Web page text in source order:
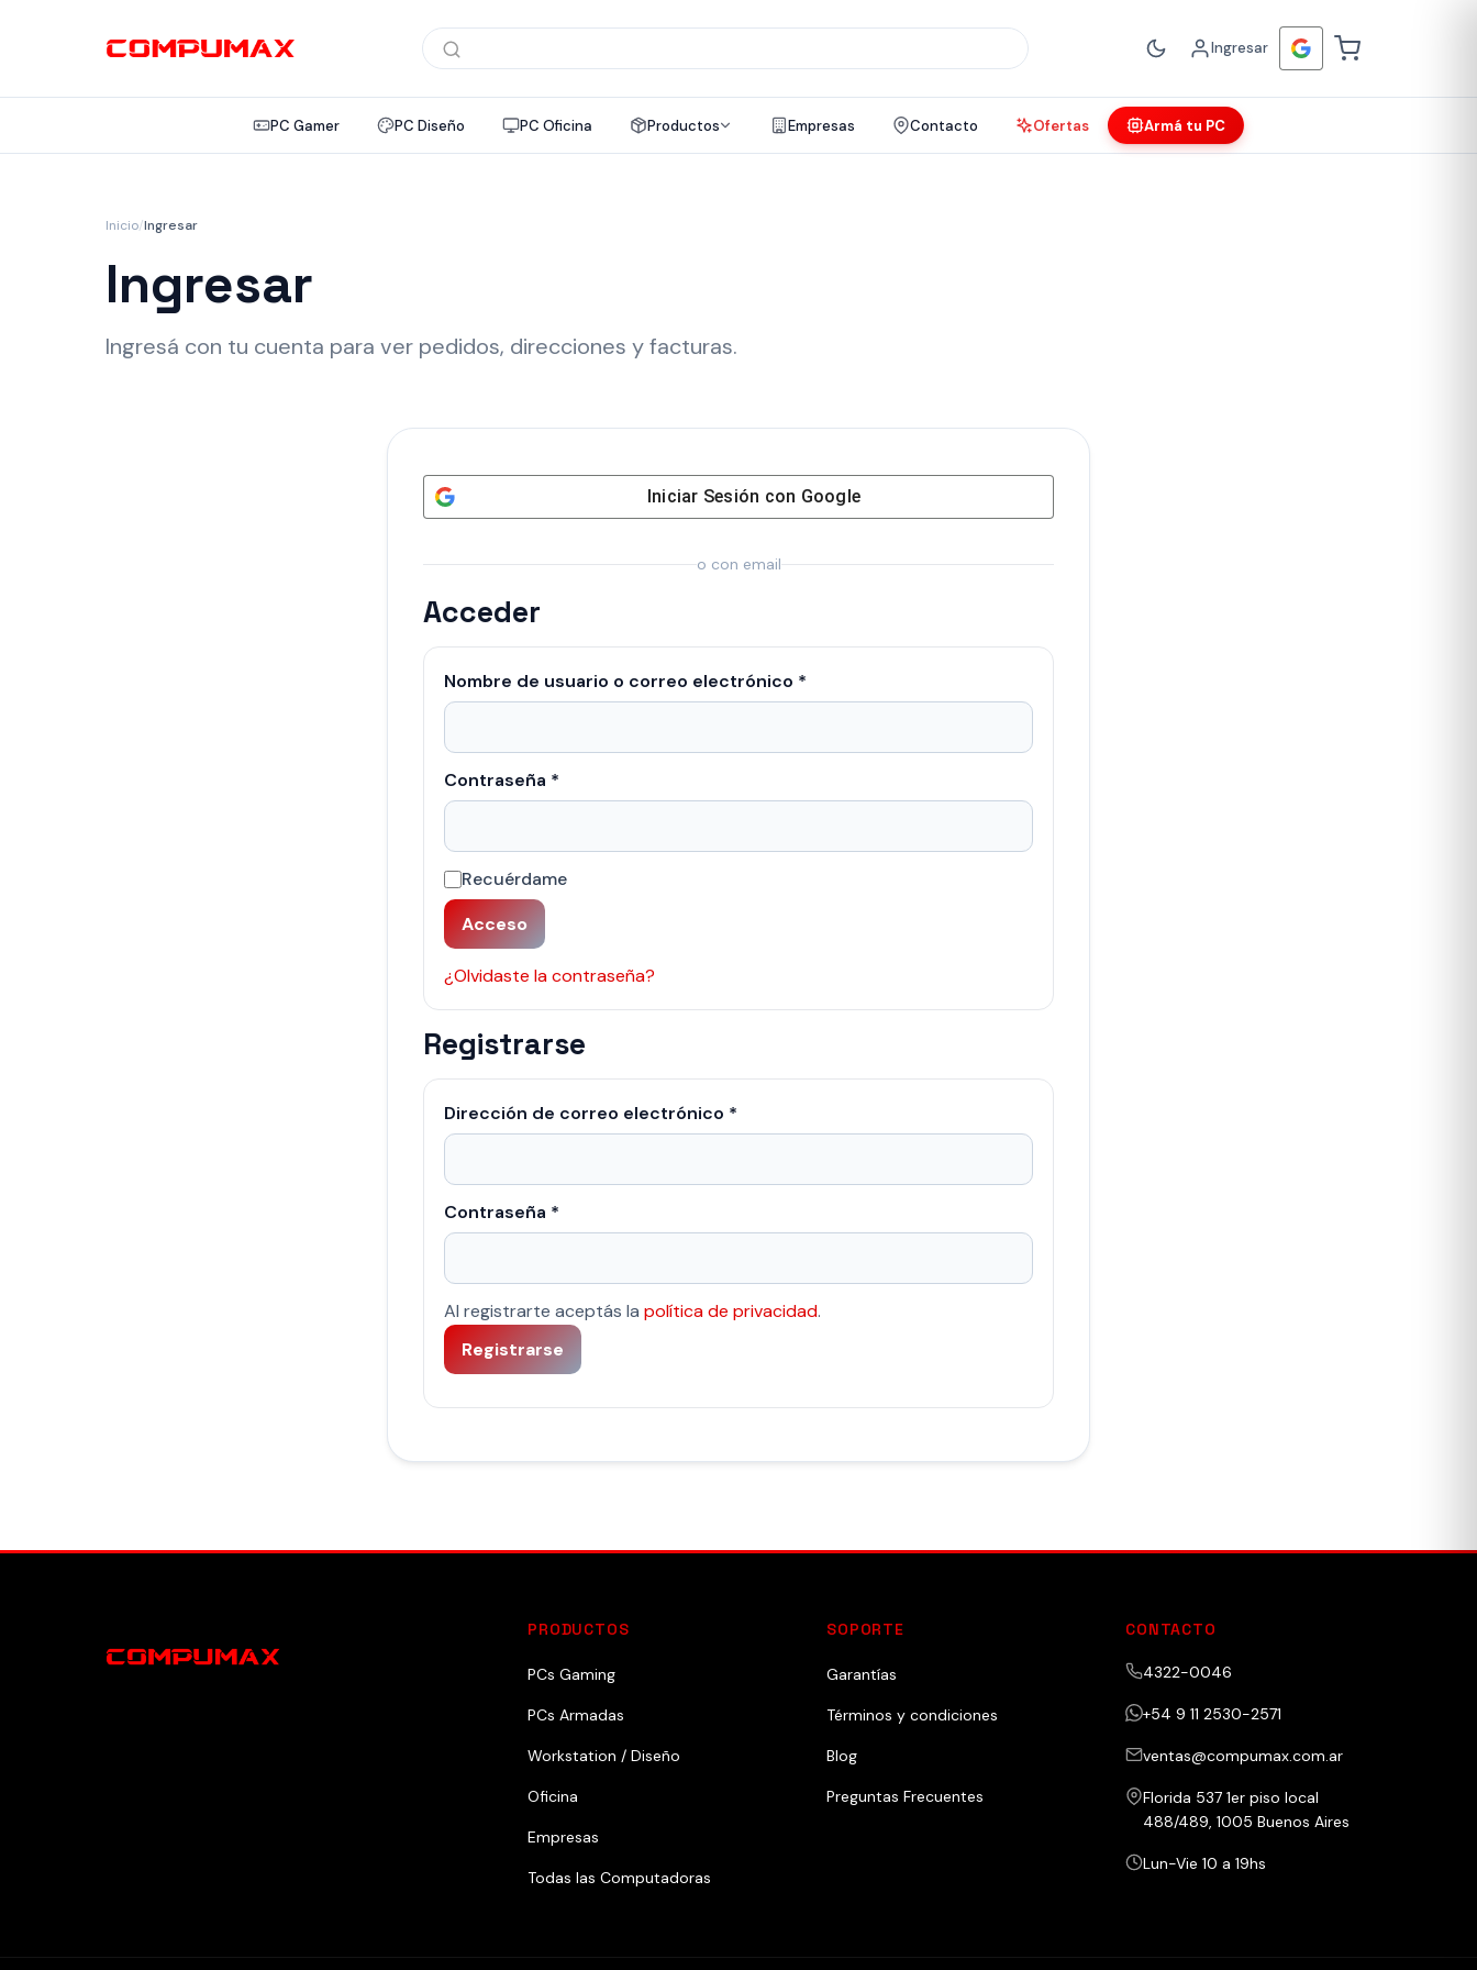
Búsqueda
de
productos
Ingresar
PC Gamer PC Diseño PC Oficina Productos Empresas Contacto Ofertas Armá tu PC
Inicio/Ingresar
Ingresar
Ingresá con tu cuenta para ver pedidos, direcciones y facturas.
Iniciar Sesión con Google
o con email
Acceder
Nombre de usuario o correo electrónico *
Contraseña *
Recuérdame
Acceso
¿Olvidaste la contraseña?
Registrarse
Dirección de correo electrónico *
Contraseña *
Al registrarte aceptás la política de privacidad.
Registrarse
PRODUCTOS
PCs Gaming
PCs Armadas
Workstation / Diseño
Oficina
Empresas
Todas las Computadoras
SOPORTE
Garantías
Términos y condiciones
Blog
Preguntas Frecuentes
CONTACTO
4322-0046
+54 9 11 2530-2571
ventas@compumax.com.ar
Florida 537 1er piso local
488/489, 1005 Buenos Aires
Lun-Vie 10 a 19hs